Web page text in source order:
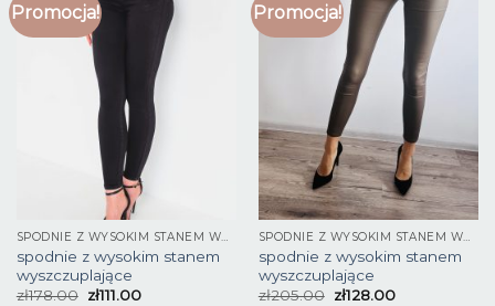
Promocja!
SPODNIE Z WYSOKIM STANEM WYSZCZUPLAJĄCE
spodnie z wysokim stanem
wyszczuplające
zł178.00 zł111.00
Promocja!
SPODNIE Z WYSOKIM STANEM WYSZCZUPLAJĄCE
spodnie z wysokim stanem
wyszczuplające
zł205.00 zł128.00